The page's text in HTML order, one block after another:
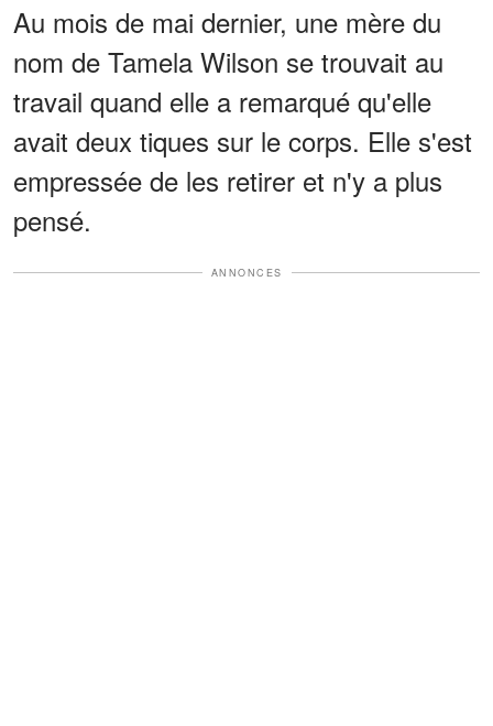
Au mois de mai dernier, une mère du
nom de Tamela Wilson se trouvait au
travail quand elle a remarqué qu'elle
avait deux tiques sur le corps. Elle s'est
empressée de les retirer et n'y a plus
pensé.
ANNONCES